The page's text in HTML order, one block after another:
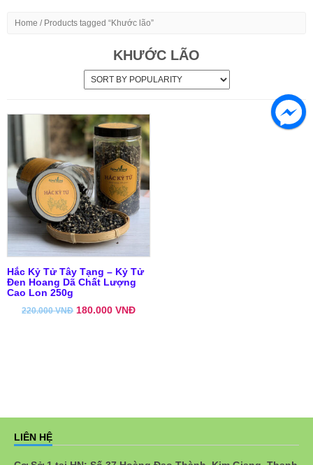
Home / Products tagged “Khước lão”
KHƯỚC LÃO
Hắc Kỷ Tử Tây Tạng – Kỷ Tử
Đen Hoang Dã Chất Lượng
Cao Lon 250g
220.000VNĐ 180.000VNĐ
LIÊN HỆ